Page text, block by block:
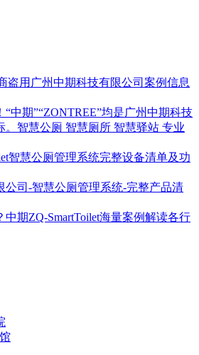
盗用广州中期科技有限公司案例信息
中期”“ZONTREE”均是广州中期科技
。智慧公厕 智慧厕所 智慧驿站 专业
智慧公厕管理系统完整设备清单及功
公司-智慧公厕管理系统-完整产品清
中期ZQ-SmartToilet海量案例解读各行